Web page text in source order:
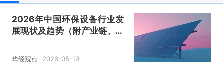
2026年中国环保设备行业发
展现状及趋势（附产业链、下
局）「图」
华经观点 2026-05-19